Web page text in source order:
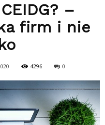
–
firm i nie
4296 0